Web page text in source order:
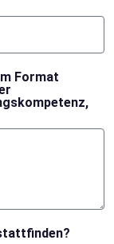
Format